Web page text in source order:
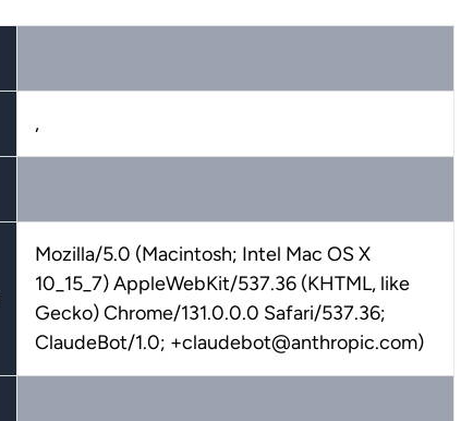
,
Mozilla/5.0 (Macintosh; Intel Mac OS X
10_15_7) AppleWebKit/537.36 (KHTML, like
Gecko) Chrome/131.0.0.0 Safari/537.36;
ClaudeBot/1.0; +claudebot@anthropic.com)